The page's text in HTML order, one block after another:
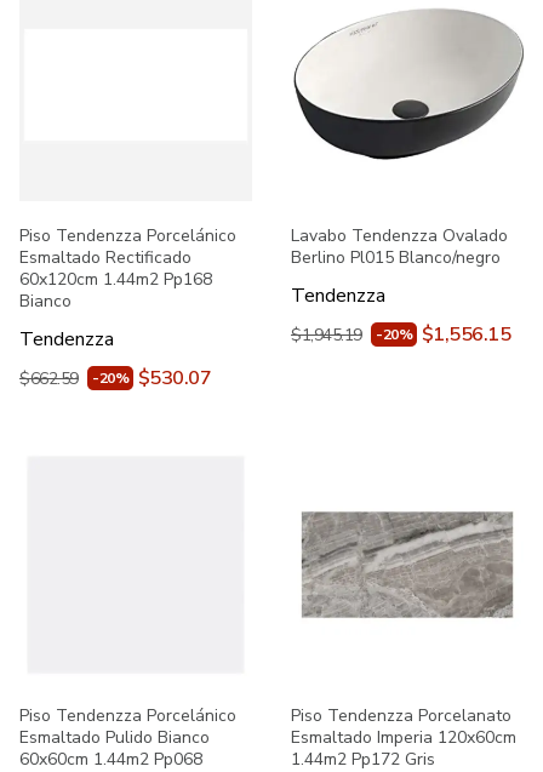
Piso Tendenzza Porcelánico
Esmaltado Rectificado
60x120cm 1.44m2 Pp168
Bianco
Tendenzza
$662.59 -20% $530.07
Lavabo Tendenzza Ovalado
Berlino Pl015 Blanco/negro
Tendenzza
$1,945.19 -20% $1,556.15
Piso Tendenzza Porcelánico
Esmaltado Pulido Bianco
60x60cm 1.44m2 Pp068
Piso Tendenzza Porcelanato
Esmaltado Imperia 120x60cm
1.44m2 Pp172 Gris